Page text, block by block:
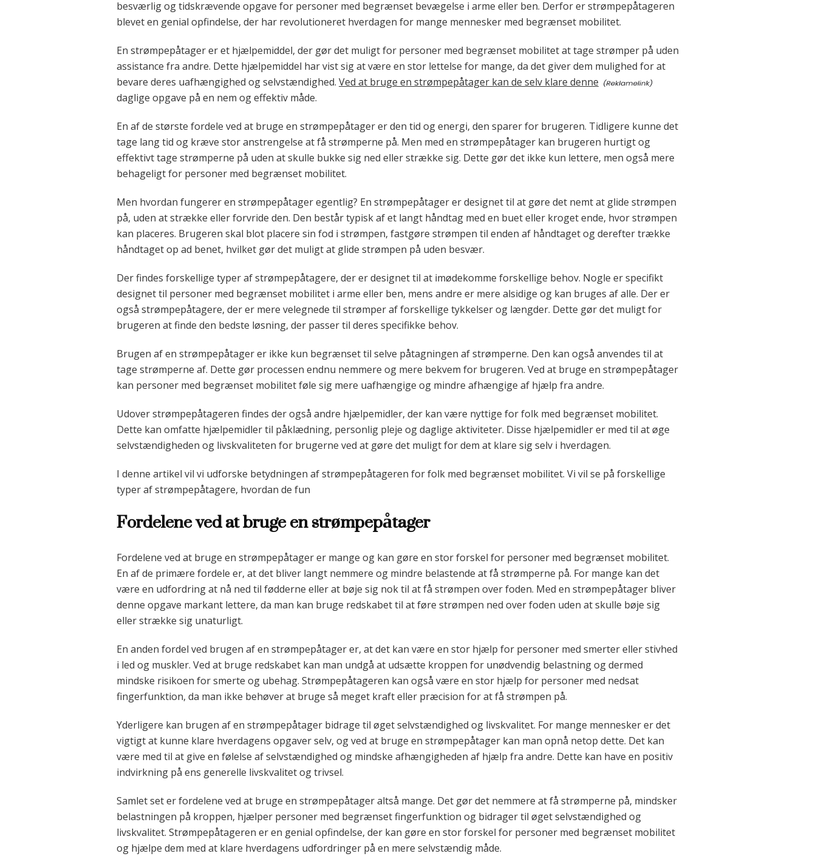
besværlig og tidskrævende opgave for personer med begrænset bevægelse i arme eller ben. Derfor er strømpepåtageren
blevet en genial opfindelse, der har revolutioneret hverdagen for mange mennesker med begrænset mobilitet.
En strømpepåtager er et hjælpemiddel, der gør det muligt for personer med begrænset mobilitet at tage strømper på uden
assistance fra andre. Dette hjælpemiddel har vist sig at være en stor lettelse for mange, da det giver dem mulighed for at
bevare deres uafhængighed og selvstændighed. Ved at bruge en strømpepåtager kan de selv klare denne
daglige opgave på en nem og effektiv måde.
En af de største fordele ved at bruge en strømpepåtager er den tid og energi, den sparer for brugeren. Tidligere kunne det
tage lang tid og kræve stor anstrengelse at få strømperne på. Men med en strømpepåtager kan brugeren hurtigt og
effektivt tage strømperne på uden at skulle bukke sig ned eller strække sig. Dette gør det ikke kun lettere, men også mere
behageligt for personer med begrænset mobilitet.
Men hvordan fungerer en strømpepåtager egentlig? En strømpepåtager er designet til at gøre det nemt at glide strømpen
på, uden at strække eller forvride den. Den består typisk af et langt håndtag med en buet eller kroget ende, hvor strømpen
kan placeres. Brugeren skal blot placere sin fod i strømpen, fastgøre strømpen til enden af håndtaget og derefter trække
håndtaget op ad benet, hvilket gør det muligt at glide strømpen på uden besvær.
Der findes forskellige typer af strømpepåtagere, der er designet til at imødekomme forskellige behov. Nogle er specifikt
designet til personer med begrænset mobilitet i arme eller ben, mens andre er mere alsidige og kan bruges af alle. Der er
også strømpepåtagere, der er mere velegnede til strømper af forskellige tykkelser og længder. Dette gør det muligt for
brugeren at finde den bedste løsning, der passer til deres specifikke behov.
Brugen af en strømpepåtager er ikke kun begrænset til selve påtagningen af strømperne. Den kan også anvendes til at
tage strømperne af. Dette gør processen endnu nemmere og mere bekvem for brugeren. Ved at bruge en strømpepåtager
kan personer med begrænset mobilitet føle sig mere uafhængige og mindre afhængige af hjælp fra andre.
Udover strømpepåtageren findes der også andre hjælpemidler, der kan være nyttige for folk med begrænset mobilitet.
Dette kan omfatte hjælpemidler til påklædning, personlig pleje og daglige aktiviteter. Disse hjælpemidler er med til at øge
selvstændigheden og livskvaliteten for brugerne ved at gøre det muligt for dem at klare sig selv i hverdagen.
I denne artikel vil vi udforske betydningen af strømpepåtageren for folk med begrænset mobilitet. Vi vil se på forskellige
typer af strømpepåtagere, hvordan de fun
Fordelene ved at bruge en strømpepåtager
Fordelene ved at bruge en strømpepåtager er mange og kan gøre en stor forskel for personer med begrænset mobilitet.
En af de primære fordele er, at det bliver langt nemmere og mindre belastende at få strømperne på. For mange kan det
være en udfordring at nå ned til fødderne eller at bøje sig nok til at få strømpen over foden. Med en strømpepåtager bliver
denne opgave markant lettere, da man kan bruge redskabet til at føre strømpen ned over foden uden at skulle bøje sig
eller strække sig unaturligt.
En anden fordel ved brugen af en strømpepåtager er, at det kan være en stor hjælp for personer med smerter eller stivhed
i led og muskler. Ved at bruge redskabet kan man undgå at udsætte kroppen for unødvendig belastning og dermed
mindske risikoen for smerte og ubehag. Strømpepåtageren kan også være en stor hjælp for personer med nedsat
fingerfunktion, da man ikke behøver at bruge så meget kraft eller præcision for at få strømpen på.
Yderligere kan brugen af en strømpepåtager bidrage til øget selvstændighed og livskvalitet. For mange mennesker er det
vigtigt at kunne klare hverdagens opgaver selv, og ved at bruge en strømpepåtager kan man opnå netop dette. Det kan
være med til at give en følelse af selvstændighed og mindske afhængigheden af hjælp fra andre. Dette kan have en positiv
indvirkning på ens generelle livskvalitet og trivsel.
Samlet set er fordelene ved at bruge en strømpepåtager altså mange. Det gør det nemmere at få strømperne på, mindsker
belastningen på kroppen, hjælper personer med begrænset fingerfunktion og bidrager til øget selvstændighed og
livskvalitet. Strømpepåtageren er en genial opfindelse, der kan gøre en stor forskel for personer med begrænset mobilitet
og hjælpe dem med at klare hverdagens udfordringer på en mere selvstændig måde.